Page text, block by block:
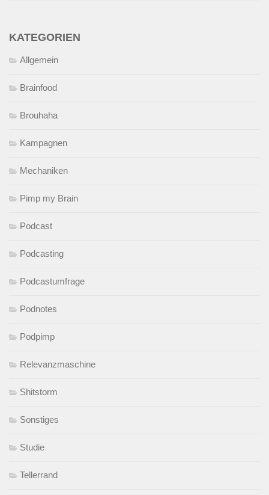
KATEGORIEN
Allgemein
Brainfood
Brouhaha
Kampagnen
Mechaniken
Pimp my Brain
Podcast
Podcasting
Podcastumfrage
Podnotes
Podpimp
Relevanzmaschine
Shitstorm
Sonstiges
Studie
Tellerrand